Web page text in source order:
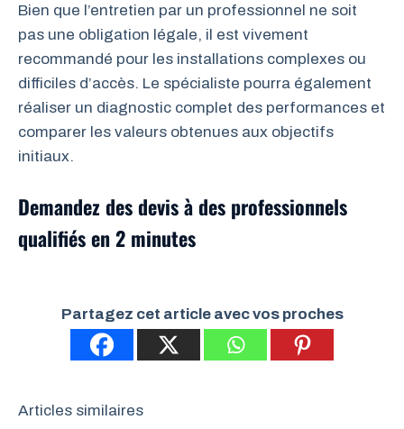
Bien que l’entretien par un professionnel ne soit
pas une obligation légale, il est vivement
recommandé pour les installations complexes ou
difficiles d’accès. Le spécialiste pourra également
réaliser un diagnostic complet des performances et
comparer les valeurs obtenues aux objectifs
initiaux.
Demandez des devis à des professionnels
qualifiés en 2 minutes
Partagez cet article avec vos proches
Articles similaires